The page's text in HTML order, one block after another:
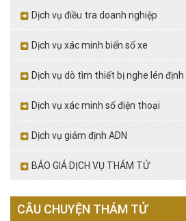
Dịch vụ điều tra doanh nghiệp
Dịch vụ xác minh biển số xe
Dịch vụ dò tìm thiết bị nghe lén
Dịch vụ xác minh số điện thoại
Dịch vụ giám định ADN
BÁO GIÁ DỊCH VỤ THÁM TỬ
CÂU CHUYỆN THÁM TỬ